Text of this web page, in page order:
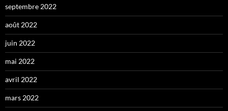
septembre 2022
août 2022
juin 2022
mai 2022
avril 2022
mars 2022